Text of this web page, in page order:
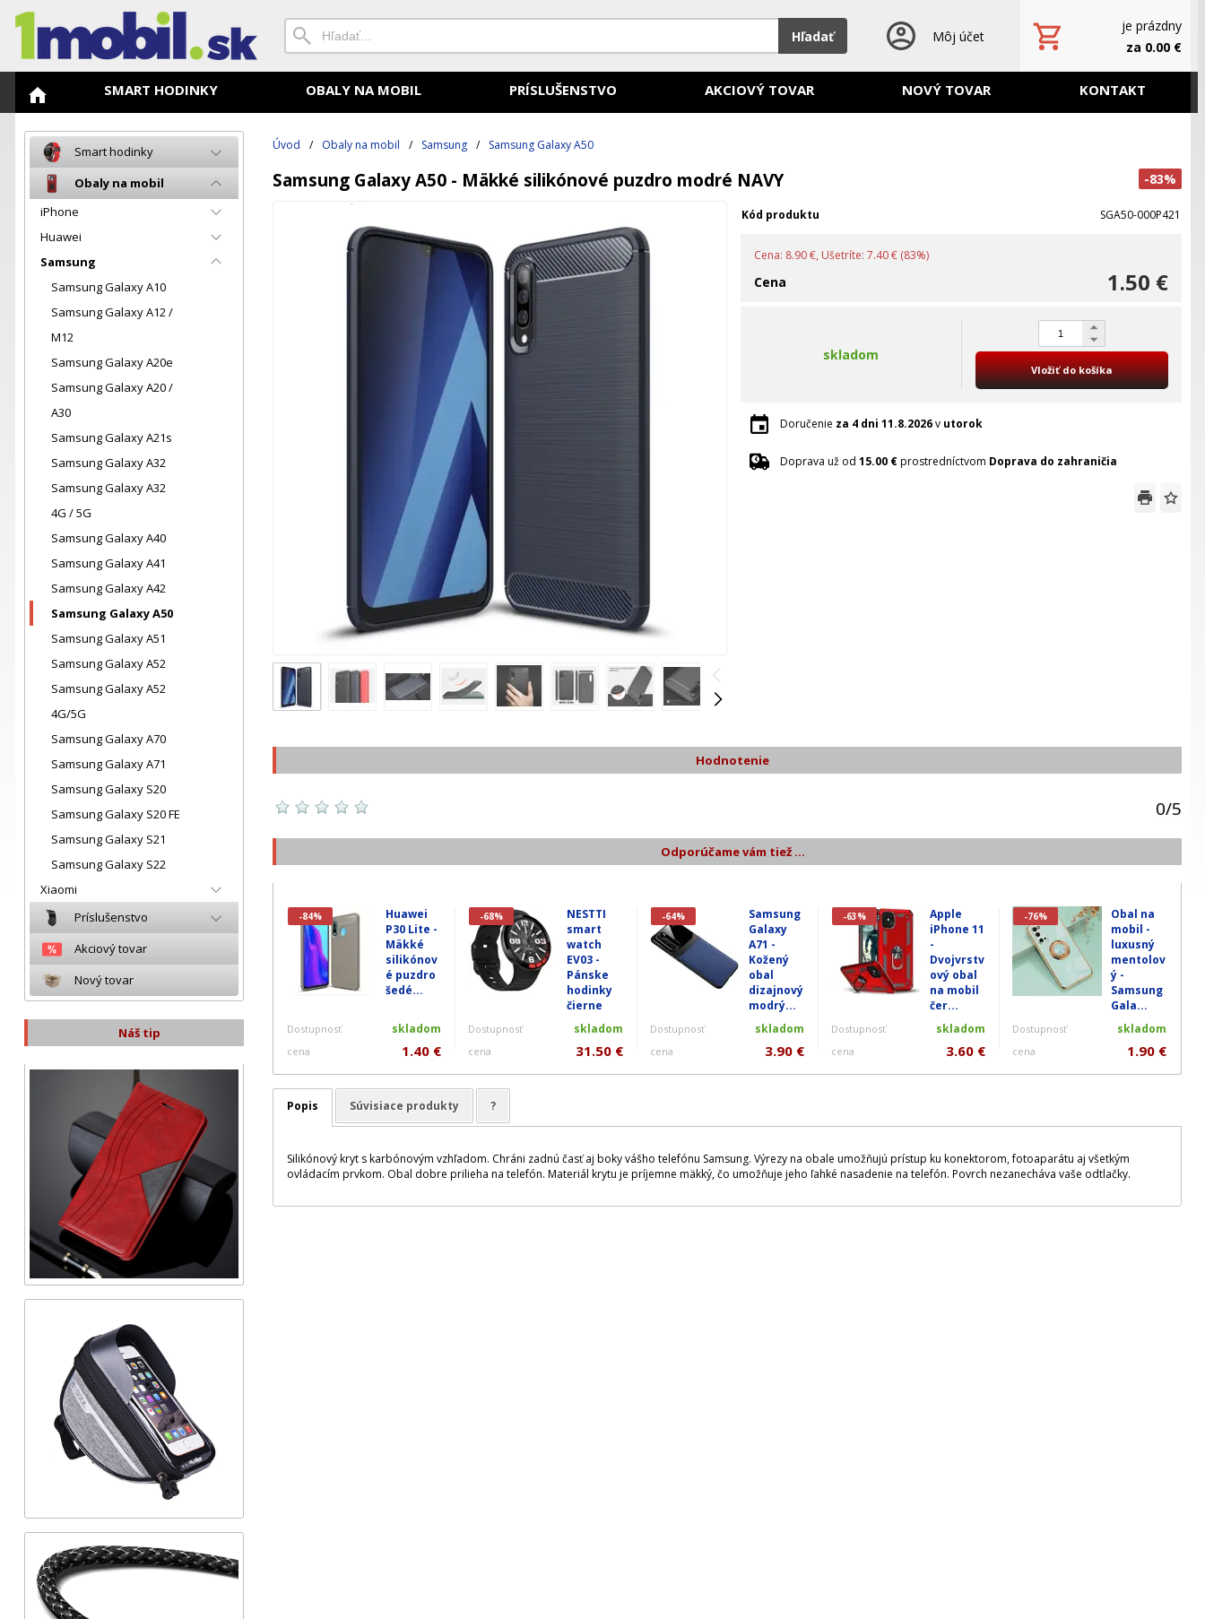
Hľadať Môj účet
je prázdny
za 0.00 €
SMART HODINKY OBALY NA MOBIL PRÍSLUŠENSTVO AKCIOVÝ TOVAR NOVÝ TOVAR KONTAKT
Smart hodinky
Obaly na mobil
iPhone
Huawei
Samsung
Samsung Galaxy A10
Samsung Galaxy A12 /
M12
Samsung Galaxy A20e
Samsung Galaxy A20 /
A30
Samsung Galaxy A21s
Samsung Galaxy A32
Samsung Galaxy A32
4G / 5G
Samsung Galaxy A40
Samsung Galaxy A41
Samsung Galaxy A42
Samsung Galaxy A50
Samsung Galaxy A51
Samsung Galaxy A52
Samsung Galaxy A52
4G/5G
Samsung Galaxy A70
Samsung Galaxy A71
Samsung Galaxy S20
Samsung Galaxy S20 FE
Samsung Galaxy S21
Samsung Galaxy S22
Xiaomi
Príslušenstvo
Akciový tovar
Nový tovar
Náš tip
Úvod / Obaly na mobil / Samsung / Samsung Galaxy A50
-83%
Samsung Galaxy A50 - Mäkké silikónové puzdro modré NAVY
Kód produktu SGA50-000P421
Cena: 8.90 €, Ušetríte: 7.40 € (83%)
1.50 €
Cena
skladom
Vložiť do košíka
Doručenie za 4 dni 11.8.2026v utorok
Doprava už od 15.00 €prostredníctvom Doprava do zahraničia
Hodnotenie
0/5
Odporúčame vám tiež ...
-84%
Huawei
P30 Lite -
Mäkké
silikónov
é puzdro
šedé...
Dostupnosť skladom
cena 1.40 €
-68%
NESTTI
smart
watch
EV03 -
Pánske
hodinky
čierne
Dostupnosť skladom
cena 31.50 €
-64%
Samsung
Galaxy
A71 -
Kožený
obal
dizajnový
modrý...
Dostupnosť skladom
cena 3.90 €
-63%
Apple
iPhone 11
-
Dvojvrstv
ový obal
na mobil
čer...
Dostupnosť skladom
cena 3.60 €
-76%
Obal na
mobil -
luxusný
mentolov
ý -
Samsung
Gala...
Dostupnosť skladom
cena 1.90 €
Popis Súvisiace produkty ?
Silikónový kryt s karbónovým vzhľadom. Chráni zadnú časť aj boky vášho telefónu Samsung. Výrezy na obale umožňujú prístup ku konektorom, fotoaparátu aj všetkým
ovládacím prvkom. Obal dobre prilieha na telefón. Materiál krytu je príjemne mäkký, čo umožňuje jeho ľahké nasadenie na telefón. Povrch nezanecháva vaše odtlačky.